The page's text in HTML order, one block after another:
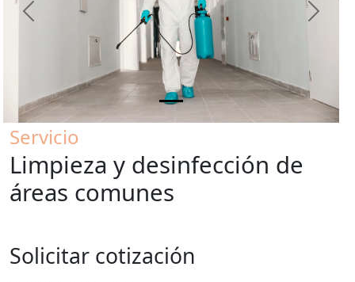
Previous Next
Servicio
Limpieza y desinfección de
áreas comunes
Solicitar cotización